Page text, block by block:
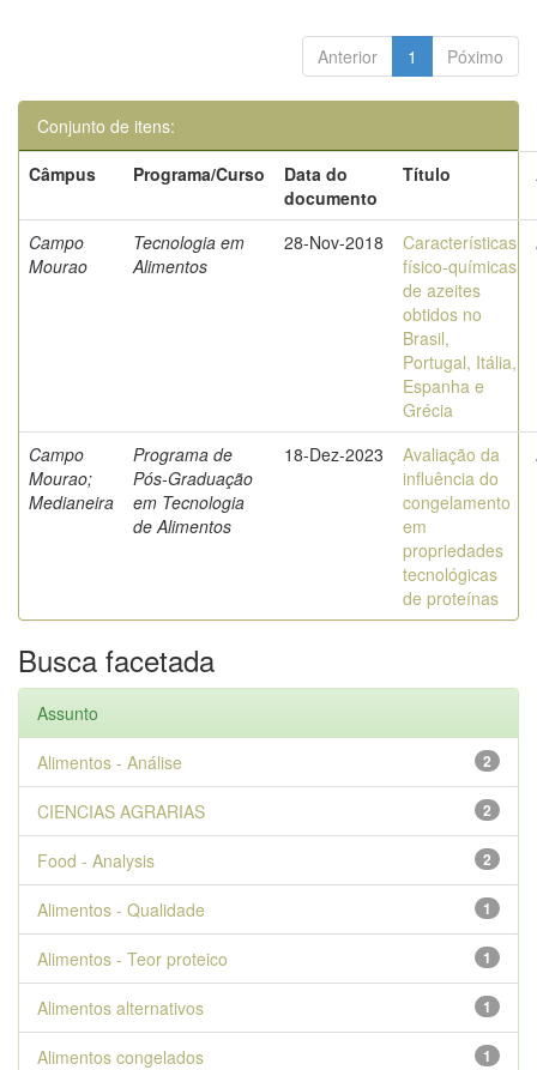
Anterior 1 Póximo
Conjunto de itens:
Câmpus
Programa/Curso
Data do
documento
Título
Campo
Mourao
Tecnologia em
Alimentos
28-Nov-2018
Características
físico-químicas
de azeites
obtidos no
Brasil,
Portugal, Itália,
Espanha e
Grécia
Campo
Mourao;
Medianeira
Programa de
Pós-Graduação
em Tecnologia
de Alimentos
18-Dez-2023
Avaliação da
influência do
congelamento
em
propriedades
tecnológicas
de proteínas
Busca facetada
Assunto
2
Alimentos - Análise
2
CIENCIAS AGRARIAS
2
Food - Analysis
1
Alimentos - Qualidade
1
Alimentos - Teor proteico
1
Alimentos alternativos
1
Alimentos congelados